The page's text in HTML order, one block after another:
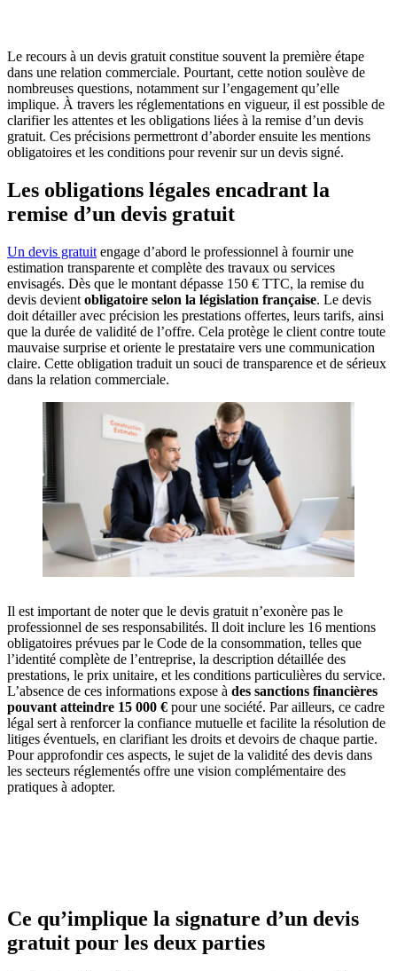
Le recours à un devis gratuit constitue souvent la première étape
dans une relation commerciale. Pourtant, cette notion soulève de
nombreuses questions, notamment sur l’engagement qu’elle
implique. À travers les réglementations en vigueur, il est possible de
clarifier les attentes et les obligations liées à la remise d’un devis
gratuit. Ces précisions permettront d’aborder ensuite les mentions
obligatoires et les conditions pour revenir sur un devis signé.
Les obligations légales encadrant la
remise d’un devis gratuit
Un devis gratuit engage d’abord le professionnel à fournir une
estimation transparente et complète des travaux ou services
envisagés. Dès que le montant dépasse 150 € TTC, la remise du
devis devient obligatoire selon la législation française. Le devis
doit détailler avec précision les prestations offertes, leurs tarifs, ainsi
que la durée de validité de l’offre. Cela protège le client contre toute
mauvaise surprise et oriente le prestataire vers une communication
claire. Cette obligation traduit un souci de transparence et de sérieux
dans la relation commerciale.
Il est important de noter que le devis gratuit n’exonère pas le
professionnel de ses responsabilités. Il doit inclure les 16 mentions
obligatoires prévues par le Code de la consommation, telles que
l’identité complète de l’entreprise, la description détaillée des
prestations, le prix unitaire, et les conditions particulières du service.
L’absence de ces informations expose à des sanctions financières
pouvant atteindre 15 000 € pour une société. Par ailleurs, ce cadre
légal sert à renforcer la confiance mutuelle et facilite la résolution de
litiges éventuels, en clarifiant les droits et devoirs de chaque partie.
Pour approfondir ces aspects, le sujet de la validité des devis dans
les secteurs réglementés offre une vision complémentaire des
pratiques à adopter.
Ce qu’implique la signature d’un devis
gratuit pour les deux parties